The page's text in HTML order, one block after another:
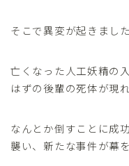
そこで異変が起きました
亡くなった人工妖精の
はずの後輩の死体が現
なんとか倒すことに成
襲い、新たな事件が幕